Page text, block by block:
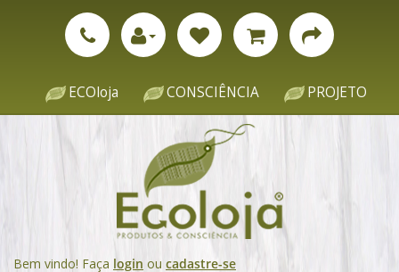
ECOloja CONSCIÊNCIA PROJETO
Bem vindo! Faça login ou cadastre-se